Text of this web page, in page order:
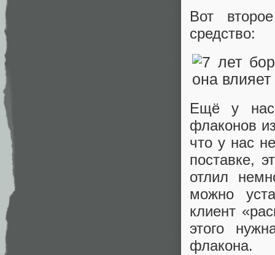
Вот
средство:
Ещё у нас
флаконов
что у нас
поставке,
отлил
можно
клиент
этого
флакона.